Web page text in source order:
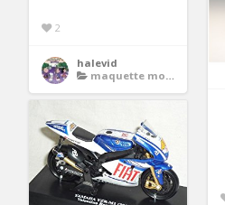
2
halevid
maquette moto gp